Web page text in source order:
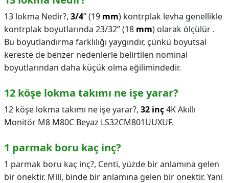
13 lokma Nedir?, 3/4” (19 mm) kontrplak levha genellikle
kontrplak boyutlarında 23/32” (18 mm) olarak ölçülür .
Bu boyutlandırma farklılığı yaygındır, çünkü boyutsal
kereste de benzer nedenlerle belirtilen nominal
boyutlarından daha küçük olma eğilimindedir.
12 köşe lokma takımı ne işe yarar?
12 köşe lokma takımı ne işe yarar?, 32 inç4K Akıllı
Monitör M8 M80C Beyaz LS32CM801UUXUF.
1 parmak boru kaç inç?
1 parmak boru kaç inç?, Centi, yüzde bir anlamına gelen
bir önektir. Mili, binde bir anlamına gelen bir önektir. Yani